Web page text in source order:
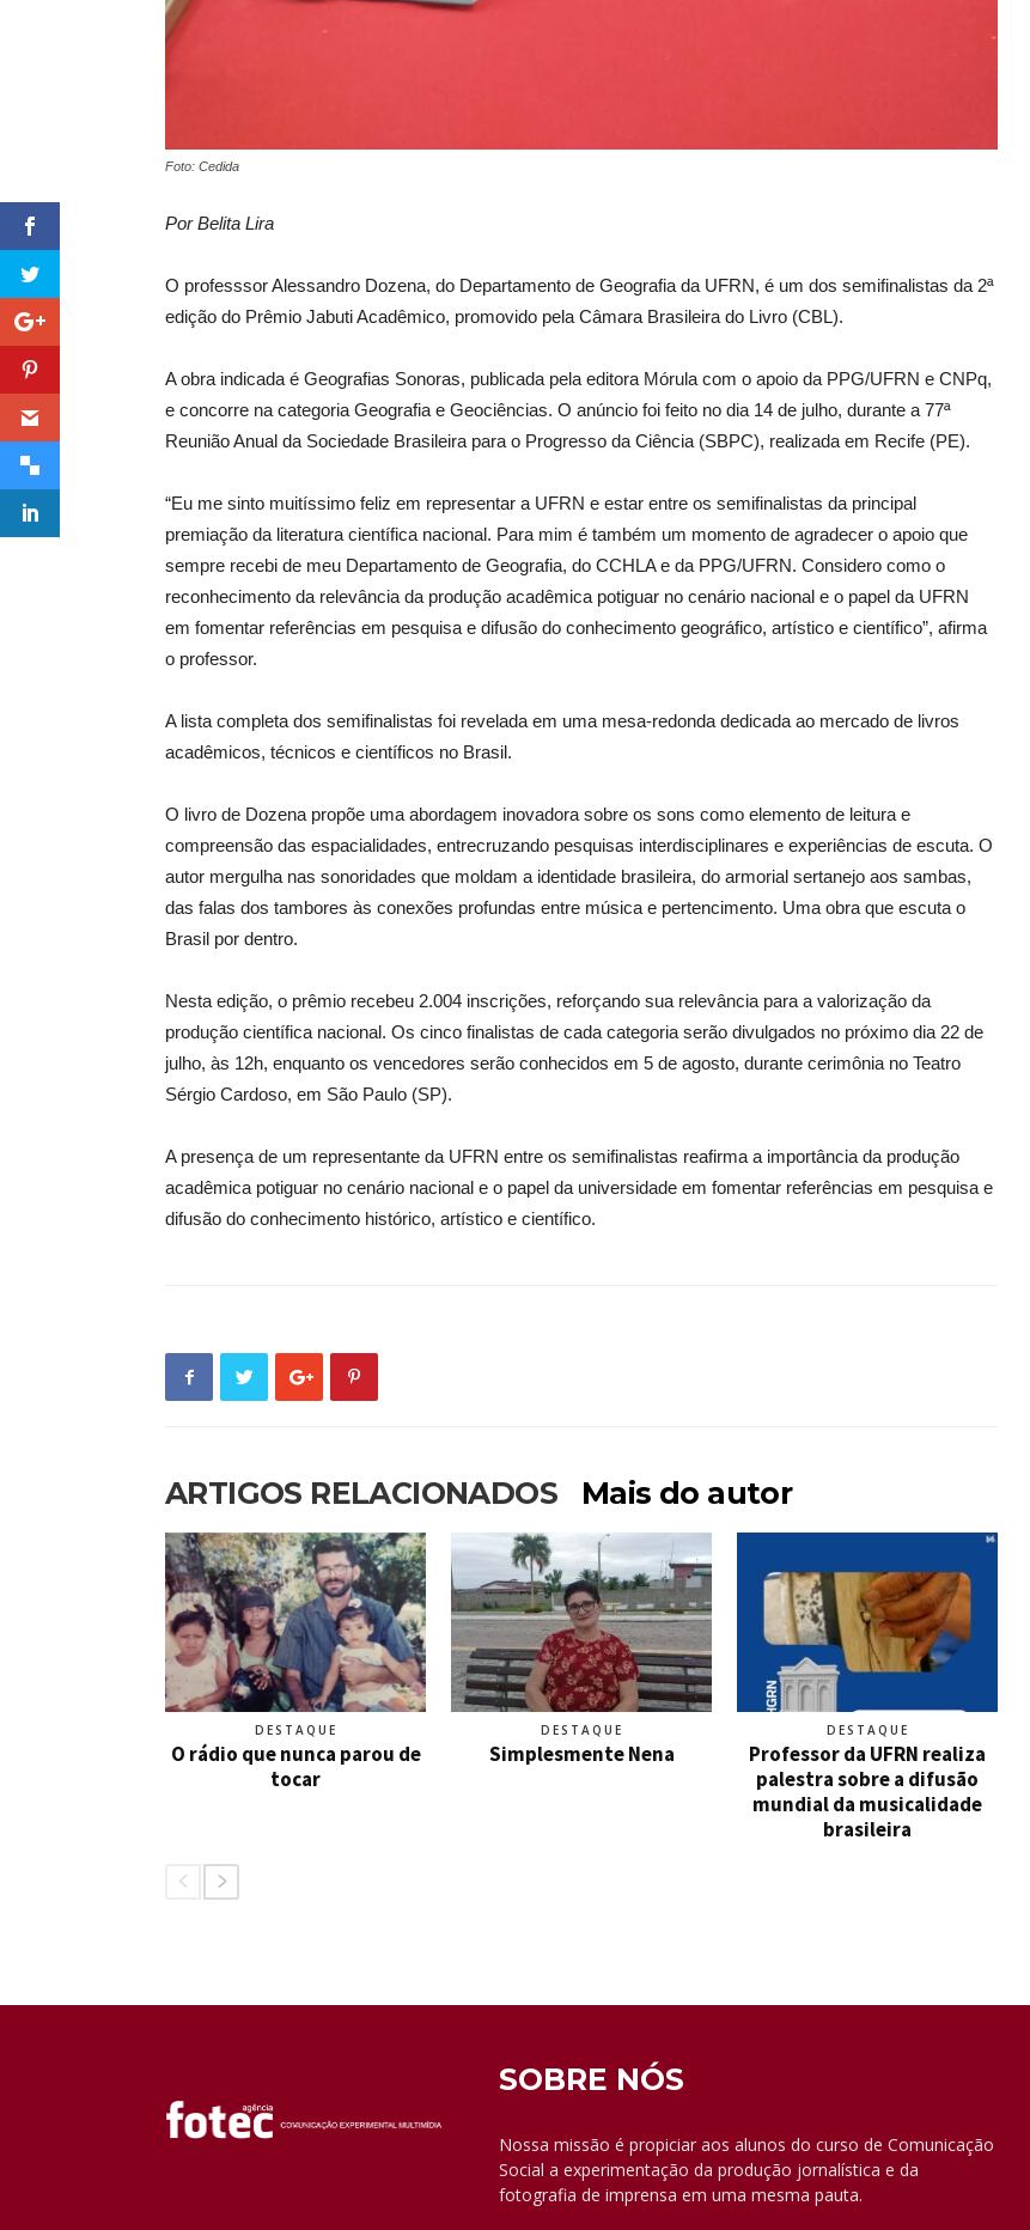
Foto: Cedida
Por Belita Lira
O professsor Alessandro Dozena, do Departamento de Geografia da UFRN, é um dos semifinalistas da 2ª
edição do Prêmio Jabuti Acadêmico, promovido pela Câmara Brasileira do Livro (CBL).
A obra indicada é Geografias Sonoras, publicada pela editora Mórula com o apoio da PPG/UFRN e CNPq,
e concorre na categoria Geografia e Geociências. O anúncio foi feito no dia 14 de julho, durante a 77ª
Reunião Anual da Sociedade Brasileira para o Progresso da Ciência (SBPC), realizada em Recife (PE).
“Eu me sinto muitíssimo feliz em representar a UFRN e estar entre os semifinalistas da principal
premiação da literatura científica nacional. Para mim é também um momento de agradecer o apoio que
sempre recebi de meu Departamento de Geografia, do CCHLA e da PPG/UFRN. Considero como o
reconhecimento da relevância da produção acadêmica potiguar no cenário nacional e o papel da UFRN
em fomentar referências em pesquisa e difusão do conhecimento geográfico, artístico e científico”, afirma
o professor.
A lista completa dos semifinalistas foi revelada em uma mesa-redonda dedicada ao mercado de livros
acadêmicos, técnicos e científicos no Brasil.
O livro de Dozena propõe uma abordagem inovadora sobre os sons como elemento de leitura e
compreensão das espacialidades, entrecruzando pesquisas interdisciplinares e experiências de escuta. O
autor mergulha nas sonoridades que moldam a identidade brasileira, do armorial sertanejo aos sambas,
das falas dos tambores às conexões profundas entre música e pertencimento. Uma obra que escuta o
Brasil por dentro.
Nesta edição, o prêmio recebeu 2.004 inscrições, reforçando sua relevância para a valorização da
produção científica nacional. Os cinco finalistas de cada categoria serão divulgados no próximo dia 22 de
julho, às 12h, enquanto os vencedores serão conhecidos em 5 de agosto, durante cerimônia no Teatro
Sérgio Cardoso, em São Paulo (SP).
A presença de um representante da UFRN entre os semifinalistas reafirma a importância da produção
acadêmica potiguar no cenário nacional e o papel da universidade em fomentar referências em pesquisa e
difusão do conhecimento histórico, artístico e científico.
ARTIGOS RELACIONADOS Mais do autor
DESTAQUE
O rádio que nunca parou de
tocar
DESTAQUE
Simplesmente Nena
DESTAQUE
Professor da UFRN realiza
palestra sobre a difusão
mundial da musicalidade
brasileira
SOBRE NÓS
Nossa missão é propiciar aos alunos do curso de Comunicação
Social a experimentação da produção jornalística e da
fotografia de imprensa em uma mesma pauta.